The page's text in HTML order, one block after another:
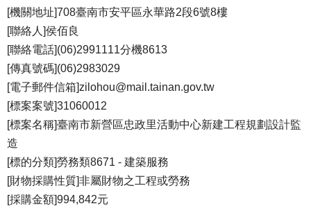
[機關地址]708臺南市安平區永華路2段6號8樓
[聯絡人]侯佰良
[聯絡電話](06)2991111分機8613
[傳真號碼](06)2983029
[電子郵件信箱]zilohou@mail.tainan.gov.tw
[標案案號]31060012
[標案名稱]臺南市新營區忠政里活動中心新建工程規劃設計監
造
[標的分類]勞務類8671 - 建築服務
[財物採購性質]非屬財物之工程或勞務
[採購金額]994,842元